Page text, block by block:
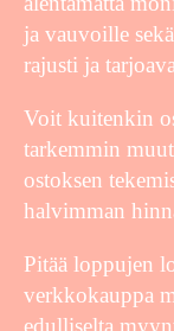
ja vauvoille
rajusti ja
Voit kuitenkin
tarkemmin
ostoksen
halvimman
Pitää loppujen
verkkokauppa
edulliselta